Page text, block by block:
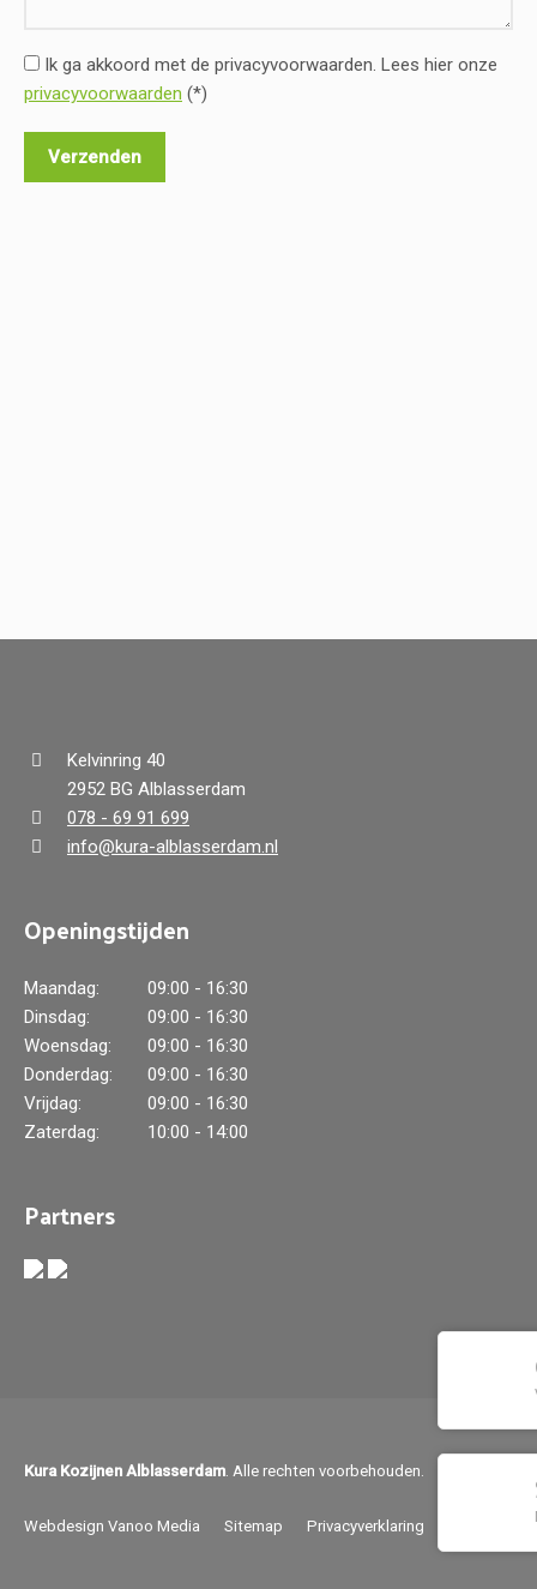
Ik ga akkoord met de privacyvoorwaarden. Lees hier onze
privacyvoorwaarden (*)
Kelvinring 40
2952 BG Alblasserdam
078 - 69 91 699
info@kura-alblasserdam.nl
Openingstijden
Maandag:
09:00 - 16:30
Dinsdag:
09:00 - 16:30
Woensdag:
09:00 - 16:30
Donderdag:
09:00 - 16:30
Vrijdag:
09:00 - 16:30
Zaterdag:
10:00 - 14:00
Partners
Kura Kozijnen Alblasserdam. Alle rechten voorbehouden.
Webdesign Vanoo Media Sitemap Privacyverklaring